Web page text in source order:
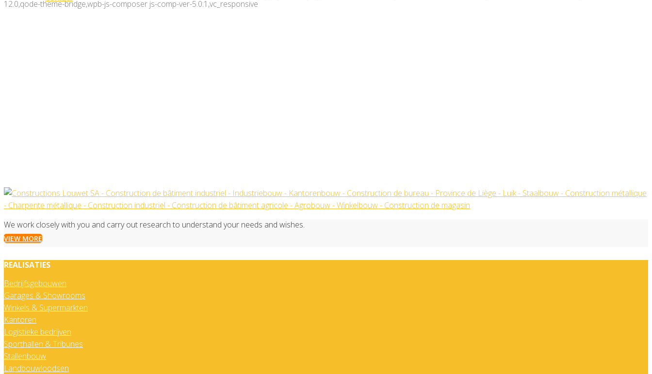
12.0,qode-theme-bridge,wpb-js-composer js-comp-ver-5.0.1,vc_responsive
We work closely with you and carry out research to understand your needs and wishes.
VIEW MORE
REALISATIES
Bedrijfsgebouwen
Garages & Showrooms
Winkels & Supermarkten
Kantoren
Logistieke bedrijven
Sporthallen & Tribunes
Stallenbouw
Landbouwloodsen